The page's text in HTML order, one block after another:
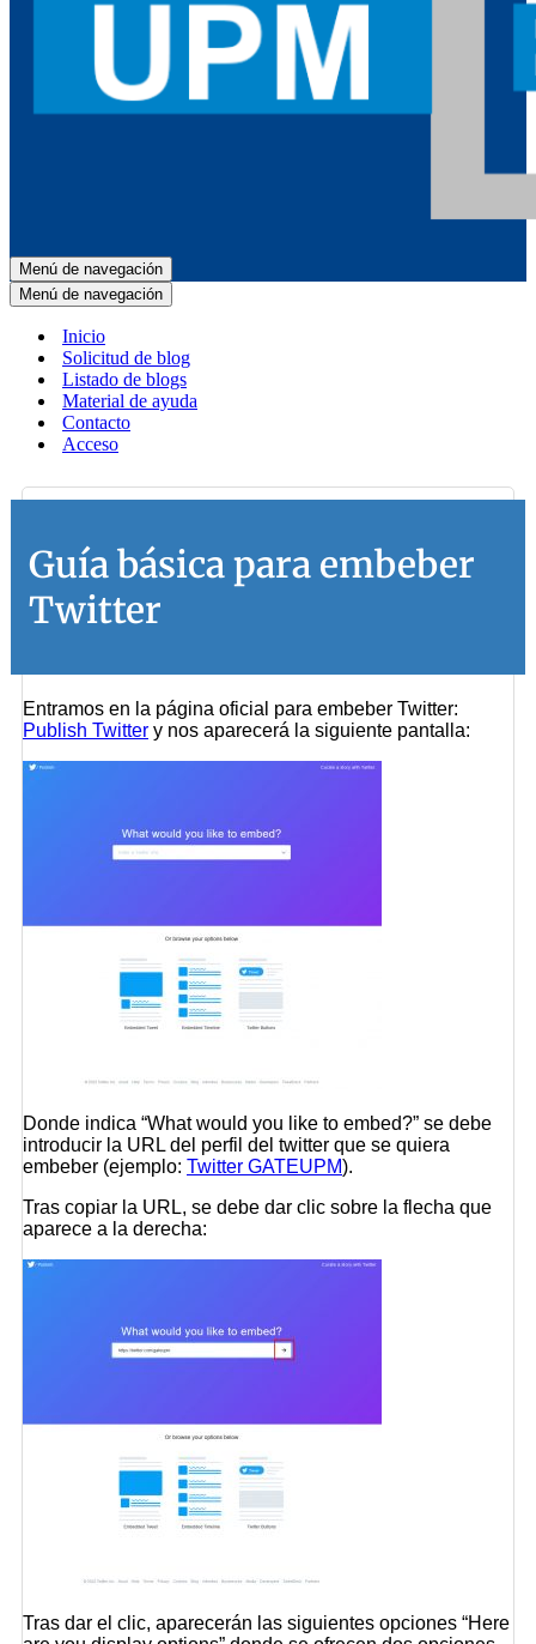
Menú de navegación
Menú de navegación
Inicio
Solicitud de blog
Listado de blogs
Material de ayuda
Contacto
Acceso
Guía básica para embeber
Twitter
Entramos en la página oficial para embeber Twitter:
Publish Twitter y nos aparecerá la siguiente pantalla:
Donde indica “What would you like to embed?” se debe
introducir la URL del perfil del twitter que se quiera
embeber (ejemplo: Twitter GATEUPM).
Tras copiar la URL, se debe dar clic sobre la flecha que
aparece a la derecha:
Tras dar el clic, aparecerán las siguientes opciones “Here